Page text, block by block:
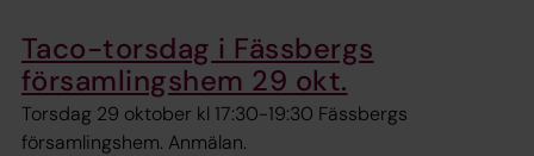
Taco-torsdag i Fässbergs
församlingshem 29 okt.
Torsdag 29 oktober kl 17:30-19:30 Fässbergs
församlingshem. Anmälan.